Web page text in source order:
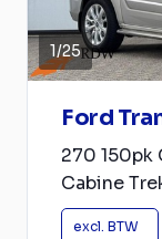
1/25
Ford
270 150pk
Cabine
excl. BTW